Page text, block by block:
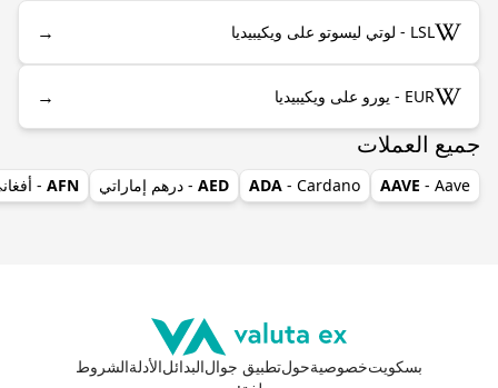
LSL - لوتي ليسوتو على ويكيبيديا →
EUR - يورو على ويكيبيديا →
جميع العملات
AAVE - Aave
ADA - Cardano
AED - درهم إماراتي AFN
-
بسكويتخصوصيةحولتطبيق جوالالبدائلالأدلةالشروط